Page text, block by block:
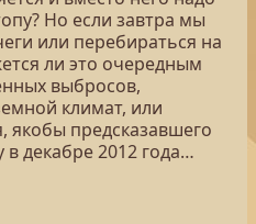
Но если завтра мы
или перебираться на
ли это очередным
выбросов,
климат, или
якобы предсказавшего
декабре 2012 года…